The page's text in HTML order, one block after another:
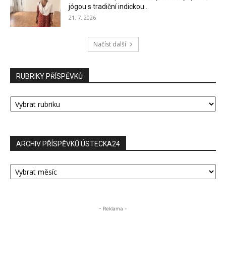
jógou s tradiční indickou...
21. 7. 2026
Načíst další
RUBRIKY PŘÍSPĚVKŮ
RUBRIKY
PŘÍSPĚVKŮ
ARCHIV PŘÍSPĚVKŮ ÚSTECKA24
ARCHIV
PŘÍSPĚVKŮ
- Reklama -